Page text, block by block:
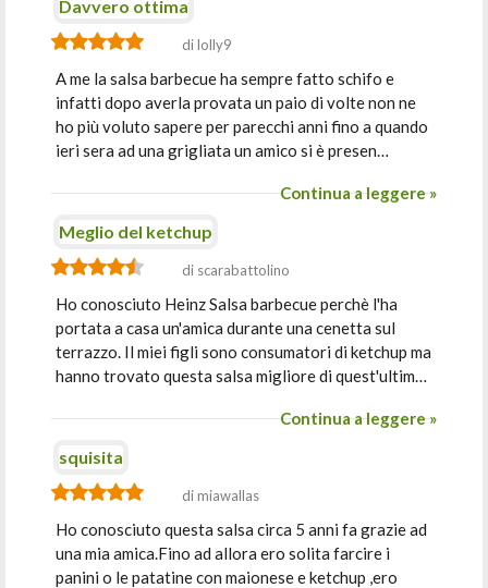
Davvero ottima
di lolly9
A me la salsa barbecue ha sempre fatto schifo e
infatti dopo averla provata un paio di volte non ne
ho più voluto sapere per parecchi anni fino a quando
ieri sera ad una grigliata un amico si è presen…
Continua a leggere »
Meglio del ketchup
di scarabattolino
Ho conosciuto Heinz Salsa barbecue perchè l'ha
portata a casa un'amica durante una cenetta sul
terrazzo. Il miei figli sono consumatori di ketchup ma
hanno trovato questa salsa migliore di quest'ultim…
Continua a leggere »
squisita
di miawallas
Ho conosciuto questa salsa circa 5 anni fa grazie ad
una mia amica.Fino ad allora ero solita farcire i
panini o le patatine con maionese e ketchup ,ero